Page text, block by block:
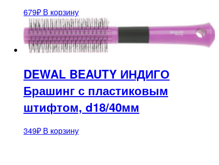
679₽ В корзину
DEWAL BEAUTY ИНДИГО
Брашинг с пластиковым
штифтом, d18/40мм
349₽ В корзину